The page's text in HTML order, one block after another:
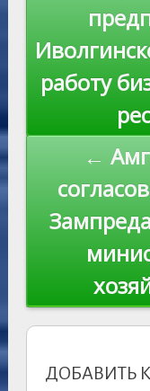
ki
работу
←
ДОБАВИТЬ